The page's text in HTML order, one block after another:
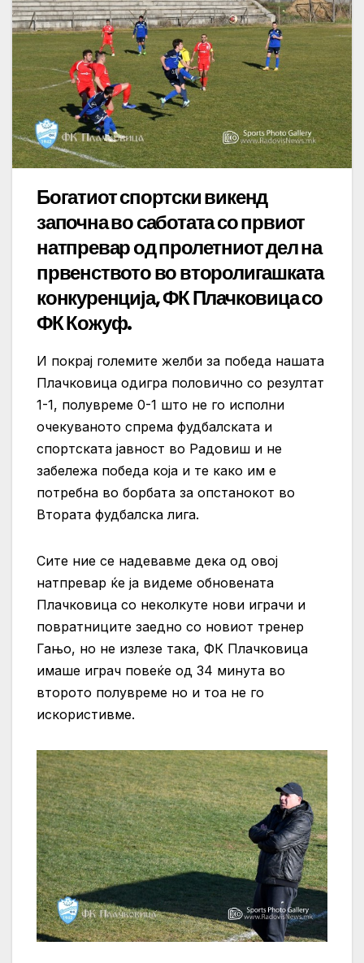
Богатиот спортски викенд
започна во саботата со првиот
натпревар од пролетниот дел на
првенството во второлигашката
конкуренција, ФК Плачковица со
ФК Кожуф.
И покрај големите желби за победа нашата
Плачковица одигра половично со резултат
1-1, полувреме 0-1 што не го исполни
очекуваното спрема фудбалската и
спортската јавност во Радовиш и не
забележа победа која и те како им е
потребна во борбата за опстанокот во
Втората фудбалска лига.
Сите ние се надевавме дека од овој
натпревар ќе ја видеме обновената
Плачковица со неколкуте нови играчи и
повратниците заедно со новиот тренер
Гањо, но не излезе така, ФК Плачковица
имаше играч повеќе од 34 минута во
второто полувреме но и тоа не го
искористивме.